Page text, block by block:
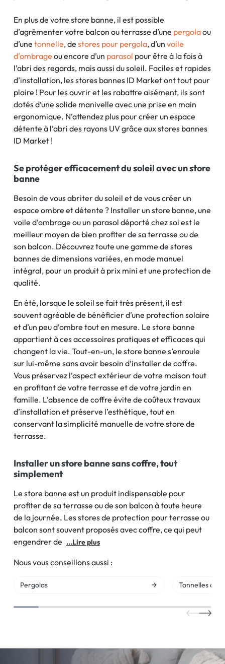
En plus de votre store banne, il est possible
d’agrémenter votre balcon ou terrasse d’une pergolaou
d’une tonnelle, de stores pour pergola, d’un voile
d’ombrage ou encore d’un parasol pour être à la fois à
l’abri des regards, mais aussi du soleil. Faciles et rapides
d’installation, les stores bannes ID Market ont tout pour
plaire ! Pour les ouvrir et les rabattre aisément, ils sont
dotés d’une solide manivelle avec une prise en main
ergonomique. N’attendez plus pour créer un espace
détente à l’abri des rayons UV grâce aux stores bannes
ID Market !
Se protéger efficacement du soleil avec un store
banne
Besoin de vous abriter du soleil et de vous créer un
espace ombre et détente ? Installer un store banne, une
voile d’ombrage ou un parasol déporté chez soi est le
meilleur moyen de bien profiter de sa terrasse ou de
son balcon. Découvrez toute une gamme de stores
bannes de dimensions variées, en mode manuel
intégral, pour un produit à prix mini et une protection de
qualité.
En été, lorsque le soleil se fait très présent, il est
souvent agréable de bénéficier d’une protection solaire
et d’un peu d’ombre tout en mesure. Le store banne
appartient à ces accessoires pratiques et efficaces qui
changent la vie. Tout-en-un, le store banne s’enroule
sur lui-même sans avoir besoin d’installer de coffre.
Vous préservez l’aspect extérieur de votre maison tout
en profitant de votre terrasse et de votre jardin en
famille. L’absence de coffre évite de coûteux travaux
d’installation et préserve l’esthétique, tout en
conservant la simplicité manuelle de votre store de
terrasse.
Installer un store banne sans coffre, tout
simplement
Le store banne est un produit indispensable pour
profiter de sa terrasse ou de son balcon à toute heure
de la journée. Les stores de protection pour terrasse ou
balcon sont souvent proposés avec coffre, ce qui peut
engendrer de ...Lire plus
Nous vous conseillons aussi :
Pergolas Tonnelles de